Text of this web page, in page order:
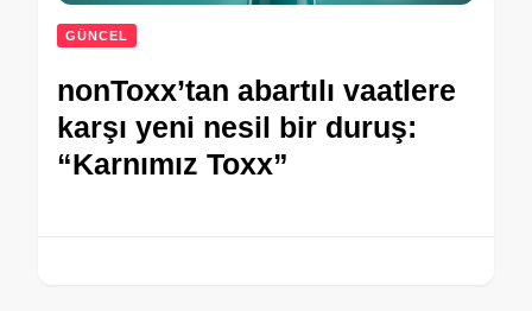
GÜNCEL
nonToxx’tan abartılı vaatlere
karşı yeni nesil bir duruş:
“Karnımız Toxx”